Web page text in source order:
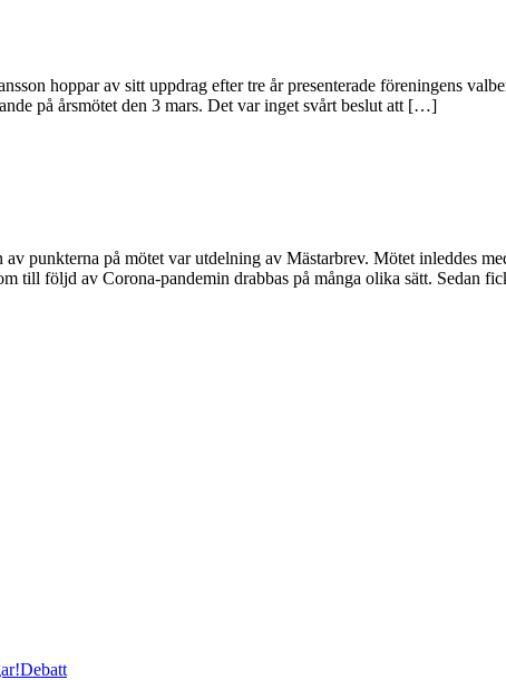
hoppar av sitt uppdrag efter tre år presenterade föreningens
på årsmötet den 3 mars. Det var inget svårt beslut att […]
punkterna på mötet var utdelning av Mästarbrev. Mötet inleddes
till följd av Corona-pandemin drabbas på många olika sätt. Sedan
Debatt